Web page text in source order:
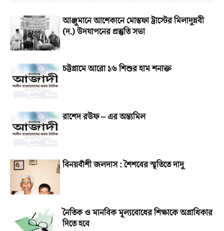
আঞ্জুমানে আশেকানে মোস্তফা ট্রাস্টের মিলাদুন্নবী
(দ.) উদযাপনের প্রস্তুতি সভা
চট্টগ্রামে আরো ১৬ শিশুর হাম শনাক্ত
রাশেদ রউফ – এর অন্ত্যমিল
বিনয়বাঁশী জলদাস : শৈশবের স্মৃতিতে দাদু
নৈতিক ও মানবিক মূল্যবোধের শিক্ষাকে অগ্রাধিকার
দিতে হবে